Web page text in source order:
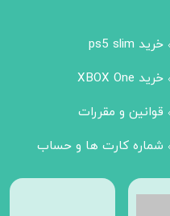
خرید ps5 slim
خرید XBOX One
قوانین و مقررات
شماره کارت ها و حساب